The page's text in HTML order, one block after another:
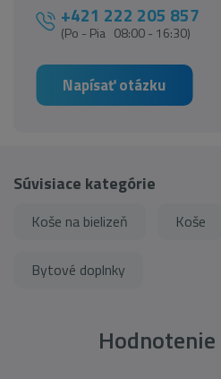
+421 222 205 857
(Po - Pia 08:00 - 16:30)
Napísať otázku
Súvisiace kategórie
Koše na bielizeň Koše
Bytové doplnky
Hodnotenie